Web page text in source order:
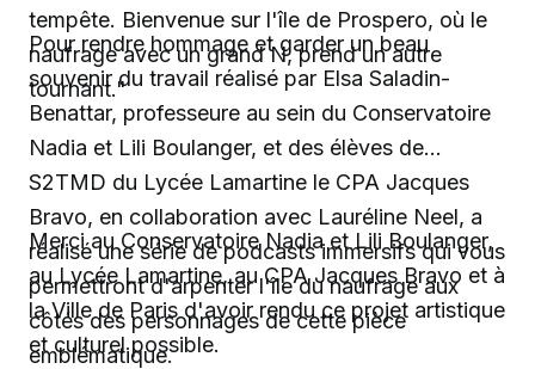
tempête. Bienvenue sur l'île de Prospero, où le
naufrage avec un grand N, prend un autre
tournant."
Pour rendre hommage et garder un beau
souvenir du travail réalisé par Elsa Saladin-
Benattar, professeure au sein du Conservatoire
Nadia et Lili Boulanger, et des élèves de
S2TMD du Lycée Lamartine le CPA Jacques
Bravo, en collaboration avec Lauréline Neel, a
réalisé une série de podcasts immersifs qui vous
permettront d'arpenter l'île du naufrage aux
côtés des personnages de cette pièce
emblématique.
Merci au Conservatoire Nadia et Lili Boulanger,
au Lycée Lamartine, au CPA Jacques Bravo et à
la Ville de Paris d'avoir rendu ce projet artistique
et culturel possible.